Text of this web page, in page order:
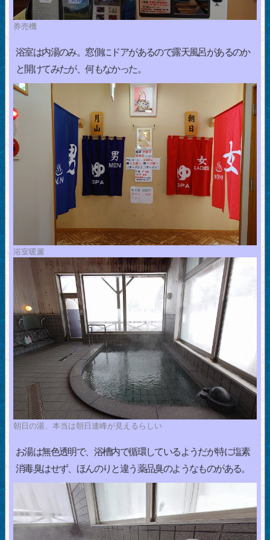
券売機
浴室は内湯のみ。窓側にドアがあるので露天風呂があるのか
と開けてみたが、何もなかった。
浴室暖簾
朝日の湯、本当は朝日連峰が見えるらしい
お湯は無色透明で、浴槽内で循環しているようだが特に塩素
消毒臭はせず、ほんのりと違う薬品臭のようなものがある。